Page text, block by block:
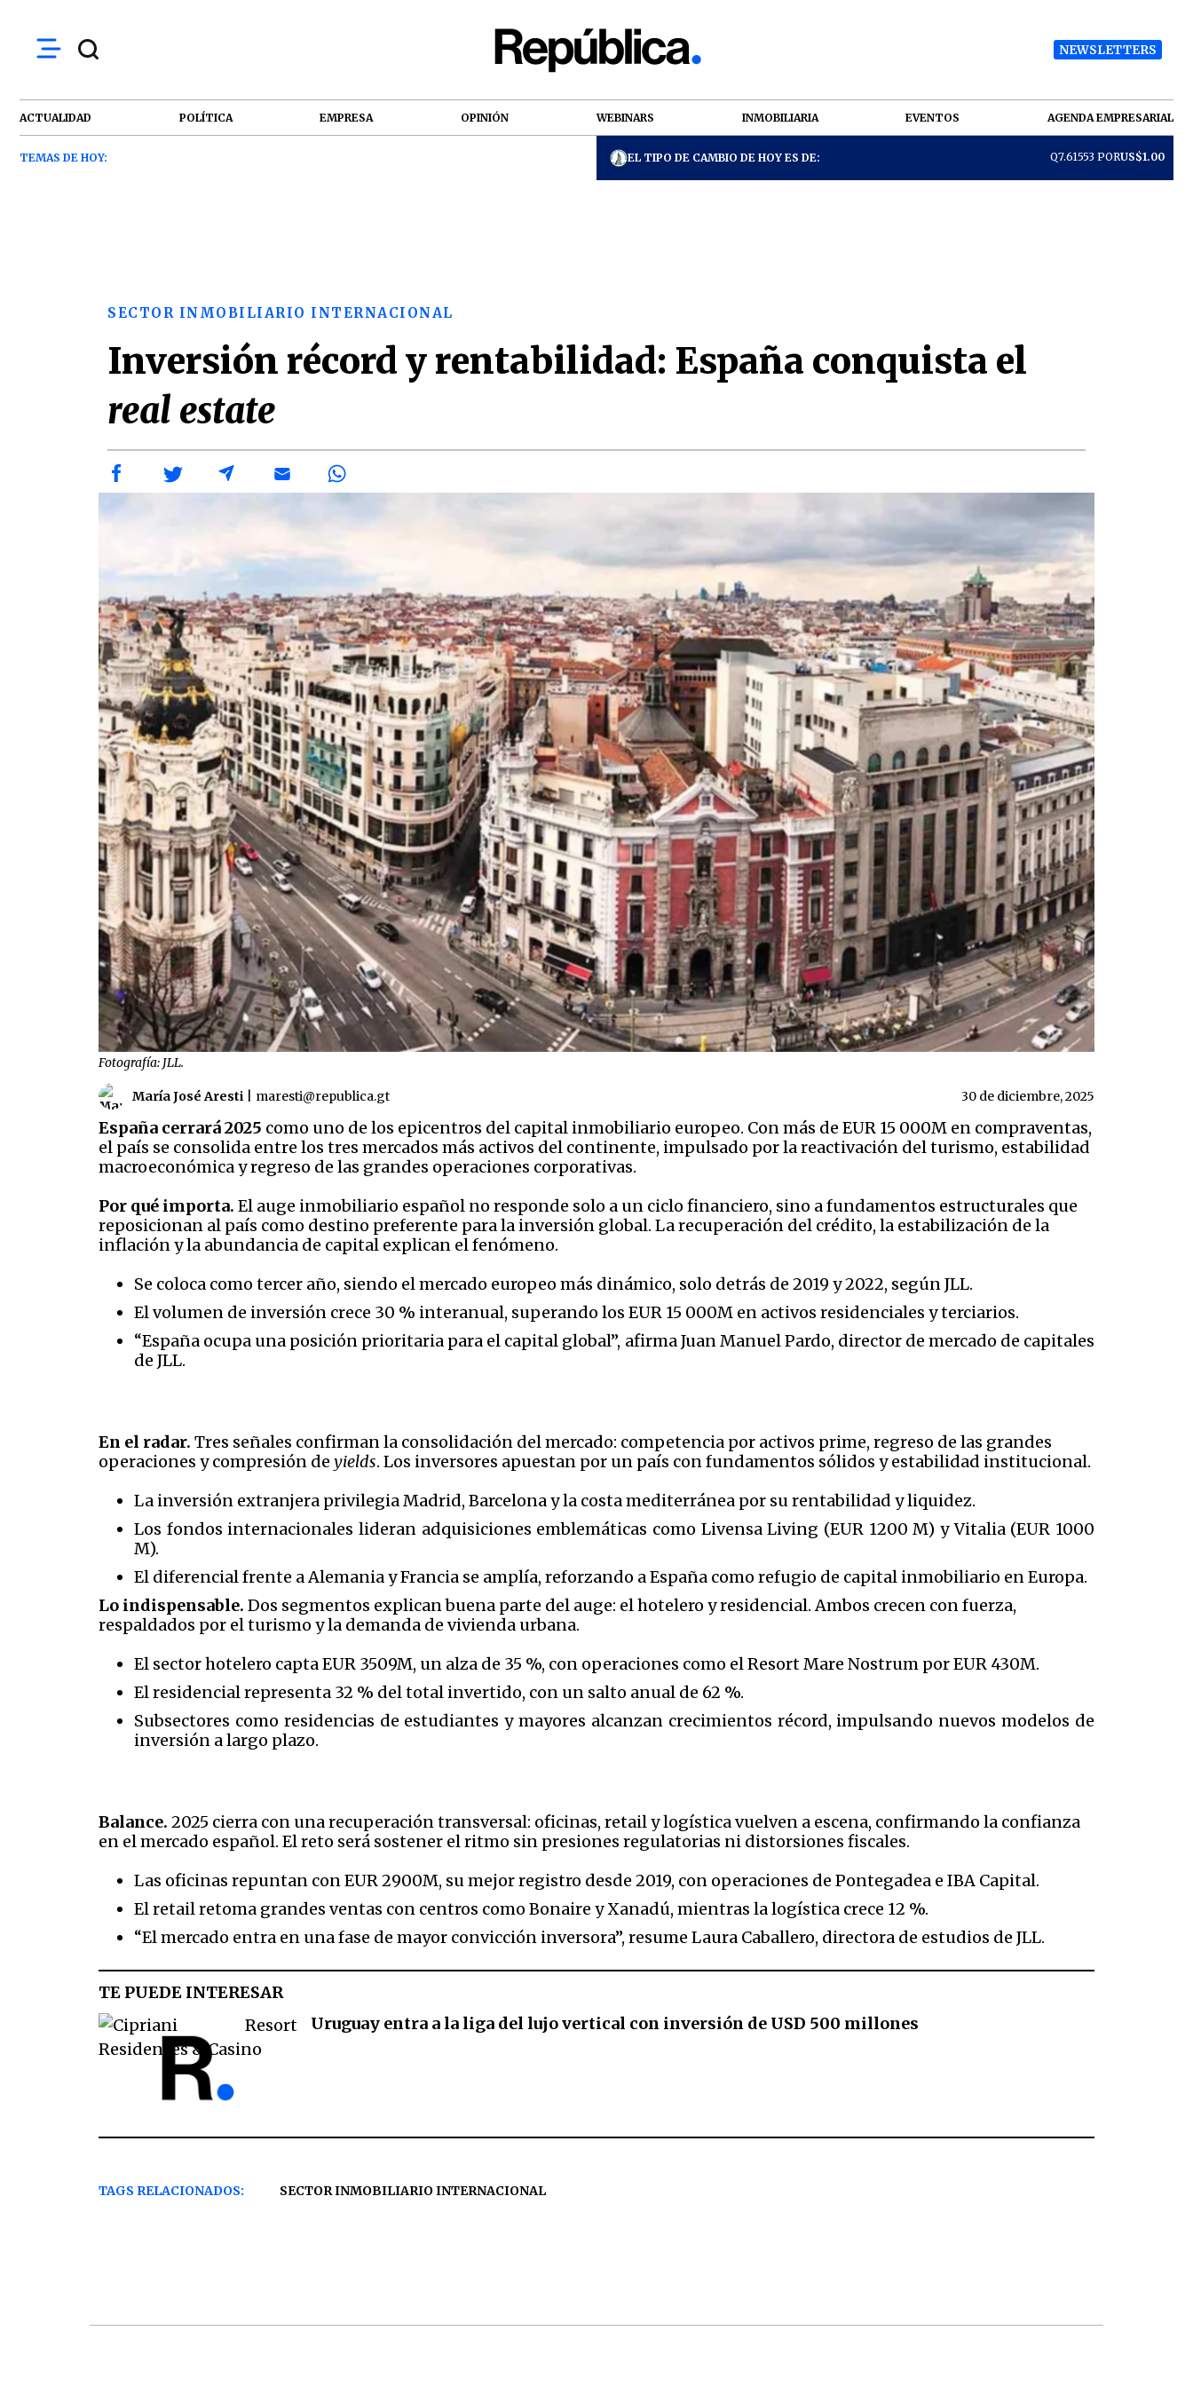
NEWSLETTERS
ACTUALIDAD POLÍTICA EMPRESA OPINIÓN WEBINARS INMOBILIARIA EVENTOS AGENDA EMPRESARIAL
TEMAS DE HOY: EL TIPO DE CAMBIO DE HOY ES DE: Q7.61553 PORUS$1.00
SECTOR INMOBILIARIO INTERNACIONAL
Inversión récord y rentabilidad: España conquista el
real estate
Fotografía: JLL.
María José Aresti maresti@republica.gt 30 de diciembre, 2025
España cerrará 2025 como uno de los epicentros del capital inmobiliario europeo. Con más de EUR 15 000M en compraventas,
el país se consolida entre los tres mercados más activos del continente, impulsado por la reactivación del turismo, estabilidad
macroeconómica y regreso de las grandes operaciones corporativas.
Por qué importa. El auge inmobiliario español no responde solo a un ciclo financiero, sino a fundamentos estructurales que
reposicionan al país como destino preferente para la inversión global. La recuperación del crédito, la estabilización de la
inflación y la abundancia de capital explican el fenómeno.
Se coloca como tercer año, siendo el mercado europeo más dinámico, solo detrás de 2019 y 2022, según JLL.
El volumen de inversión crece 30 % interanual, superando los EUR 15 000M en activos residenciales y terciarios.
“España ocupa una posición prioritaria para el capital global”, afirma Juan Manuel Pardo, director de mercado de capitales
de JLL.
En el radar. Tres señales confirman la consolidación del mercado: competencia por activos prime, regreso de las grandes
operaciones y compresión de yields. Los inversores apuestan por un país con fundamentos sólidos y estabilidad institucional.
La inversión extranjera privilegia Madrid, Barcelona y la costa mediterránea por su rentabilidad y liquidez.
Los fondos internacionales lideran adquisiciones emblemáticas como Livensa Living (EUR 1200 M) y Vitalia (EUR 1000
M).
El diferencial frente a Alemania y Francia se amplía, reforzando a España como refugio de capital inmobiliario en Europa.
Lo indispensable. Dos segmentos explican buena parte del auge: el hotelero y residencial. Ambos crecen con fuerza,
respaldados por el turismo y la demanda de vivienda urbana.
El sector hotelero capta EUR 3509M, un alza de 35 %, con operaciones como el Resort Mare Nostrum por EUR 430M.
El residencial representa 32 % del total invertido, con un salto anual de 62 %.
Subsectores como residencias de estudiantes y mayores alcanzan crecimientos récord, impulsando nuevos modelos de
inversión a largo plazo.
Balance. 2025 cierra con una recuperación transversal: oficinas, retail y logística vuelven a escena, confirmando la confianza
en el mercado español. El reto será sostener el ritmo sin presiones regulatorias ni distorsiones fiscales.
Las oficinas repuntan con EUR 2900M, su mejor registro desde 2019, con operaciones de Pontegadea e IBA Capital.
El retail retoma grandes ventas con centros como Bonaire y Xanadú, mientras la logística crece 12 %.
“El mercado entra en una fase de mayor convicción inversora”, resume Laura Caballero, directora de estudios de JLL.
TE PUEDE INTERESAR
Uruguay entra a la liga del lujo vertical con inversión de USD 500 millones
TAGS RELACIONADOS: SECTOR INMOBILIARIO INTERNACIONAL